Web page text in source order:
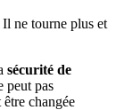
Il ne tourne plus et
sécurité de
peut pas
changée